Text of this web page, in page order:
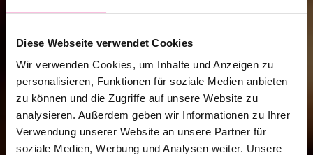
Diese Webseite verwendet Cookies
Wir verwenden Cookies, um Inhalte und Anzeigen zu
personalisieren, Funktionen für soziale Medien anbieten
zu können und die Zugriffe auf unsere Website zu
analysieren. Außerdem geben wir Informationen zu Ihrer
Verwendung unserer Website an unsere Partner für
soziale Medien, Werbung und Analysen weiter. Unsere